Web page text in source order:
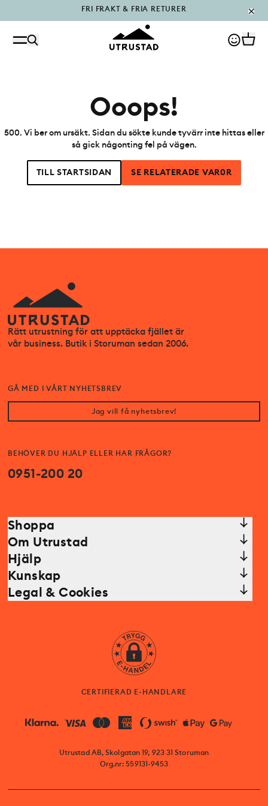
PÅFYLLT I OUTLET
Ooops!
500. Vi ber om ursäkt. Sidan du sökte kunde tyvärr inte hittas eller
så gick någonting fel på vägen.
TILL STARTSIDAN SE RELATERADE VAR0R
Rätt utrustning för att upptäcka fjället är
vår business. Butik i Storuman sedan 2006.
BEHÖVER DU HJÄLP ELLER HAR FRÅGOR?
0951-200 20
GÅ MED I VÅRT NYHETSBREV
Jag vill få nyhetsbrev!
Shoppa
Om Utrustad
Hjälp
Kunskap
Legal & Cookies
CERTIFIERAD E-HANDLARE
Utrustad AB, Skolgatan 19, 923 31 Storuman
Org.nr: 559131-9453